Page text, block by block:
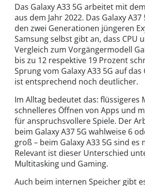
Das Galaxy A33 5G arbeitet mit
aus dem Jahr 2022. Das Galaxy
den zwei Generationen jüngeren
Samsung selbst gibt an, dass CPU
Vergleich zum Vorgängermodell
bis zu 12 respektive 19 Prozent
Sprung vom Galaxy A33 5G auf das
ist entsprechend noch deutlicher.
Im Alltag bedeutet das: flüssigeres
schnelleres Öffnen von Apps und
für anspruchsvollere Spiele. Der
beim Galaxy A37 5G wahlweise 6
groß – beim Galaxy A33 5G sind es
Relevant ist dieser Unterschied
Multitasking und Gaming.
Auch beim internen Speicher gibt